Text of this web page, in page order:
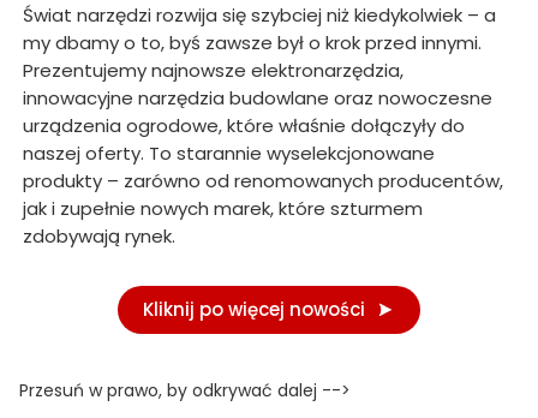
Świat narzędzi rozwija się szybciej niż kiedykolwiek – a
my dbamy o to, byś zawsze był o krok przed innymi.
Prezentujemy najnowsze elektronarzędzia,
innowacyjne narzędzia budowlane oraz nowoczesne
urządzenia ogrodowe, które właśnie dołączyły do
naszej oferty. To starannie wyselekcjonowane
produkty – zarówno od renomowanych producentów,
jak i zupełnie nowych marek, które szturmem
zdobywają rynek.
Kliknij po więcej nowości
Przesuń w prawo, by odkrywać dalej -->